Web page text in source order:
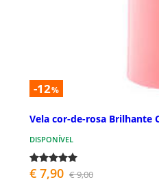
-12%
Vela cor-de-rosa Brilhante
DISPONÍVEL
€ 7,90 € 9,00